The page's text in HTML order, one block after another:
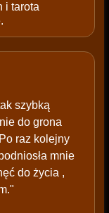
i tarota
szybką
do grona
raz kolejny
mnie
do życia ,